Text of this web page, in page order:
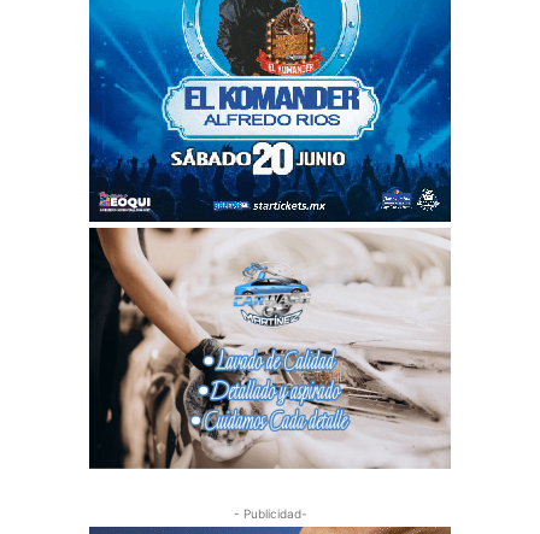
- Publicidad-